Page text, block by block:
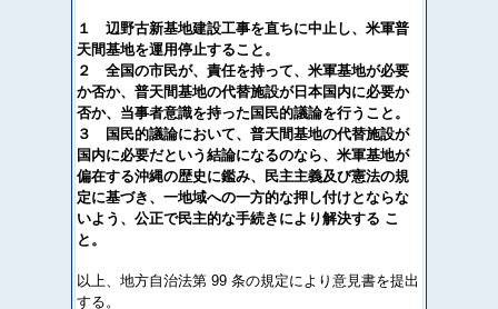
１ 辺野古新基地建設工事を直ちに中止し、米軍普
天間基地を運用停止すること。
２ 全国の市民が、責任を持って、米軍基地が必要
か否か、普天間基地の代替施設が日本国内に必要か
否か、当事者意識を持った国民的議論を行うこと。
３ 国民的議論において、普天間基地の代替施設が
国内に必要だという結論になるのなら、米軍基地が
偏在する沖縄の歴史に鑑み、民主主義及び憲法の規
定に基づき、一地域への一方的な押し付けとならな
いよう、公正で民主的な手続きにより解決する こ
と。
以上、地方自治法第 99 条の規定により意見書を提出
する。